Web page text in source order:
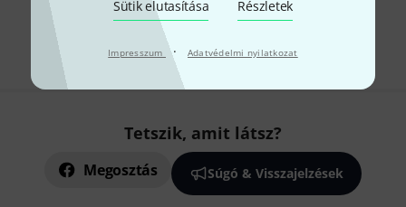
Sütik elutasítása Részletek
Impresszum · Adatvédelmi nyilatkozat
Díjmentes szállítás 79 000 Ft fölött
Minden ár tartalmazza az ÁFÁ-t
Tetszik, amit látsz?
Megosztás Súgó & Visszajelzések